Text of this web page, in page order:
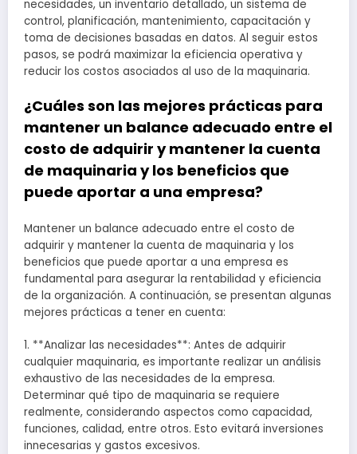
necesidades, un inventario detallado, un sistema de
control, planificación, mantenimiento, capacitación y
toma de decisiones basadas en datos. Al seguir estos
pasos, se podrá maximizar la eficiencia operativa y
reducir los costos asociados al uso de la maquinaria.
¿Cuáles son las mejores prácticas para
mantener un balance adecuado entre el
costo de adquirir y mantener la cuenta
de maquinaria y los beneficios que
puede aportar a una empresa?
Mantener un balance adecuado entre el costo de
adquirir y mantener la cuenta de maquinaria y los
beneficios que puede aportar a una empresa es
fundamental para asegurar la rentabilidad y eficiencia
de la organización. A continuación, se presentan algunas
mejores prácticas a tener en cuenta:
1. **Analizar las necesidades**: Antes de adquirir
cualquier maquinaria, es importante realizar un análisis
exhaustivo de las necesidades de la empresa.
Determinar qué tipo de maquinaria se requiere
realmente, considerando aspectos como capacidad,
funciones, calidad, entre otros. Esto evitará inversiones
innecesarias y gastos excesivos.